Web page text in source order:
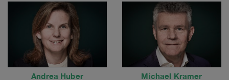
Andrea Huber Michael Kramer